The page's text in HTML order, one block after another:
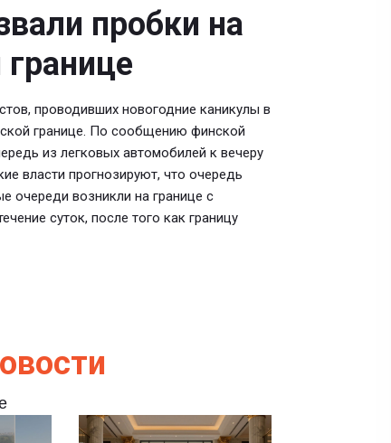
пробки на
проводивших новогодние каникулы в
границе. По сообщению финской
из легковых автомобилей к вечеру
власти прогнозируют, что очередь
очереди возникли на границе с
суток, после того как границу